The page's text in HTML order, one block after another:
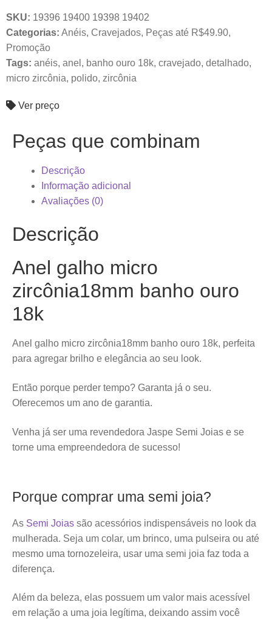
SKU: 19396 19400 19398 19402
Categorias: Anéis, Cravejados, Peças até R$49.90,
Promoção
Tags: anéis, anel , banho ouro 18k, cravejado, detalhado,
micro zircônia, polido, zircônia
Ver preço
Peças que combinam
Descrição
Informação adicional
Avaliações (0)
Descrição
Anel galho micro
zircônia18mm banho ouro
18k
Anel galho micro zircônia18mm banho ouro 18k, perfeita
para agregar brilho e elegância ao seu look.
Então porque perder tempo? Garanta já o seu.
Oferecemos um ano de garantia.
Venha já ser uma revendedora Jaspe Semi Joias e se
torne uma empreendedora de sucesso!
Porque comprar uma semi joia?
As Semi Joias são acessórios indispensáveis no look da
mulherada. Seja um colar, um brinco, uma pulseira ou até
mesmo uma tornozeleira, usar uma semi joia faz toda a
diferença.
Além da beleza, elas possuem um valor mais acessível
em relação a uma joia legítima, deixando assim você